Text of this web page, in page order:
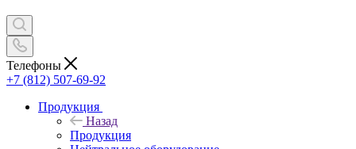
Телефоны
+7 (812) 507-69-92
Продукция
Назад
Продукция